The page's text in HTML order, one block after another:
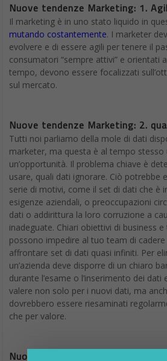
Nuove tendenze Marketing: 1.
Il marketing è in uno stato liquido in
mutando costantemente. I marketer
evolvere e di essere agili per tenere il
consumatori “sempre attivi” e orientati
tempo, devono essere focalizzati
sul mercato.
Nuove tendenze Marketing: 2.
Tutti noi parliamo della mole di dati
marketer, ma questa è al tempo stesso
un’opportunità. Il problema chiave è
usare, quali dati ignorare. Ciò potrebbe
serie di motivi, come il set di dati che è
esigenze aziendali, o preoccupazioni
dati o addirittura la loro corruzione a
inadeguate. Chiari obiettivi di business
possono impedire al tuo team di
affrontare set di dati quasi infiniti. Per
un’azienda deve disporre di un chiaro
durante l’esame o l’inserimento dei
valere non solo per i nuovi dati, ma
dovrebbero essere riesaminati
che per valore.
Nuove tendenze Marketing: 3.